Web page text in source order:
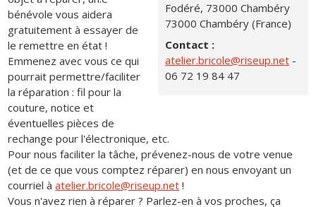
Fodéré, 73000 Chambéry
73000 Chambéry (France)
Contact :
atelier.bricole@riseup.net -
06 72 19 84 47
bénévole vous aidera
gratuitement à essayer de
le remettre en état !
Emmenez avec vous ce qui
pourrait permettre/faciliter
la réparation : fil pour la
couture, notice et
éventuelles pièces de
rechange pour l'électronique, etc.
Pour nous faciliter la tâche, prévenez-nous de votre venue
(et de ce que vous comptez réparer) en nous envoyant un
courriel àatelier.bricole@riseup.net !
Vous n'avez rien à réparer ? Parlez-en à vos proches, ça